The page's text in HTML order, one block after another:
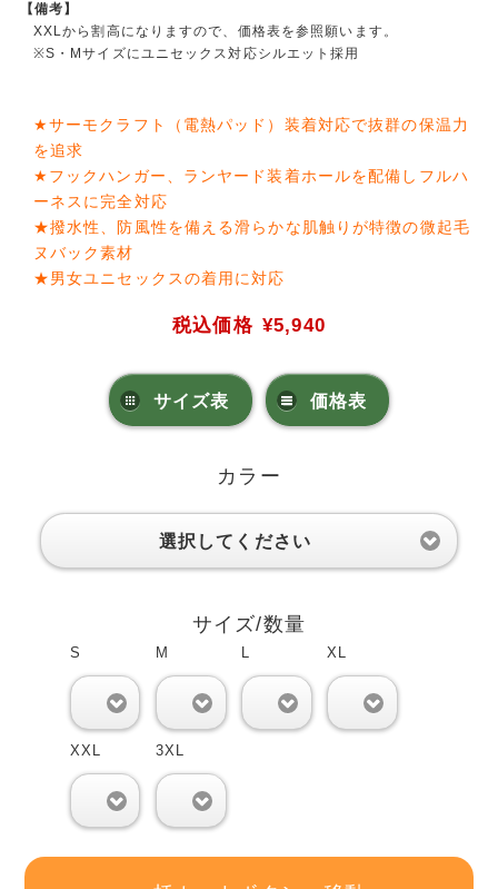
【備考】
XXLから割高になりますので、価格表を参照願います。
※S・Mサイズにユニセックス対応シルエット採用
★サーモクラフト（電熱パッド）装着対応で抜群の保温力
を追求
★フックハンガー、ランヤード装着ホールを配備しフルハ
ーネスに完全対応
★撥水性、防風性を備える滑らかな肌触りが特徴の微起毛
ヌバック素材
★男女ユニセックスの着用に対応
税込価格 ¥5,940
サイズ表 価格表
カラー
選択してください
サイズ/数量
S M L XL
XXL 3XL